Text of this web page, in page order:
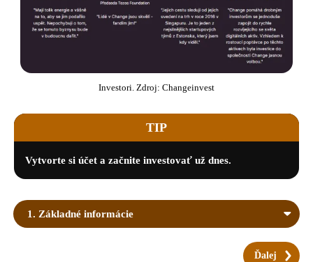
Investori. Zdroj: Changeinvest
TIP
Vytvorte si účet a začnite investovať už dnes.
1. Základné informácie
Ďalej